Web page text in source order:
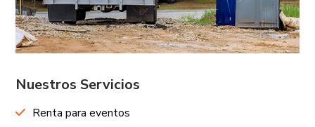
Nuestros Servicios
Renta para eventos